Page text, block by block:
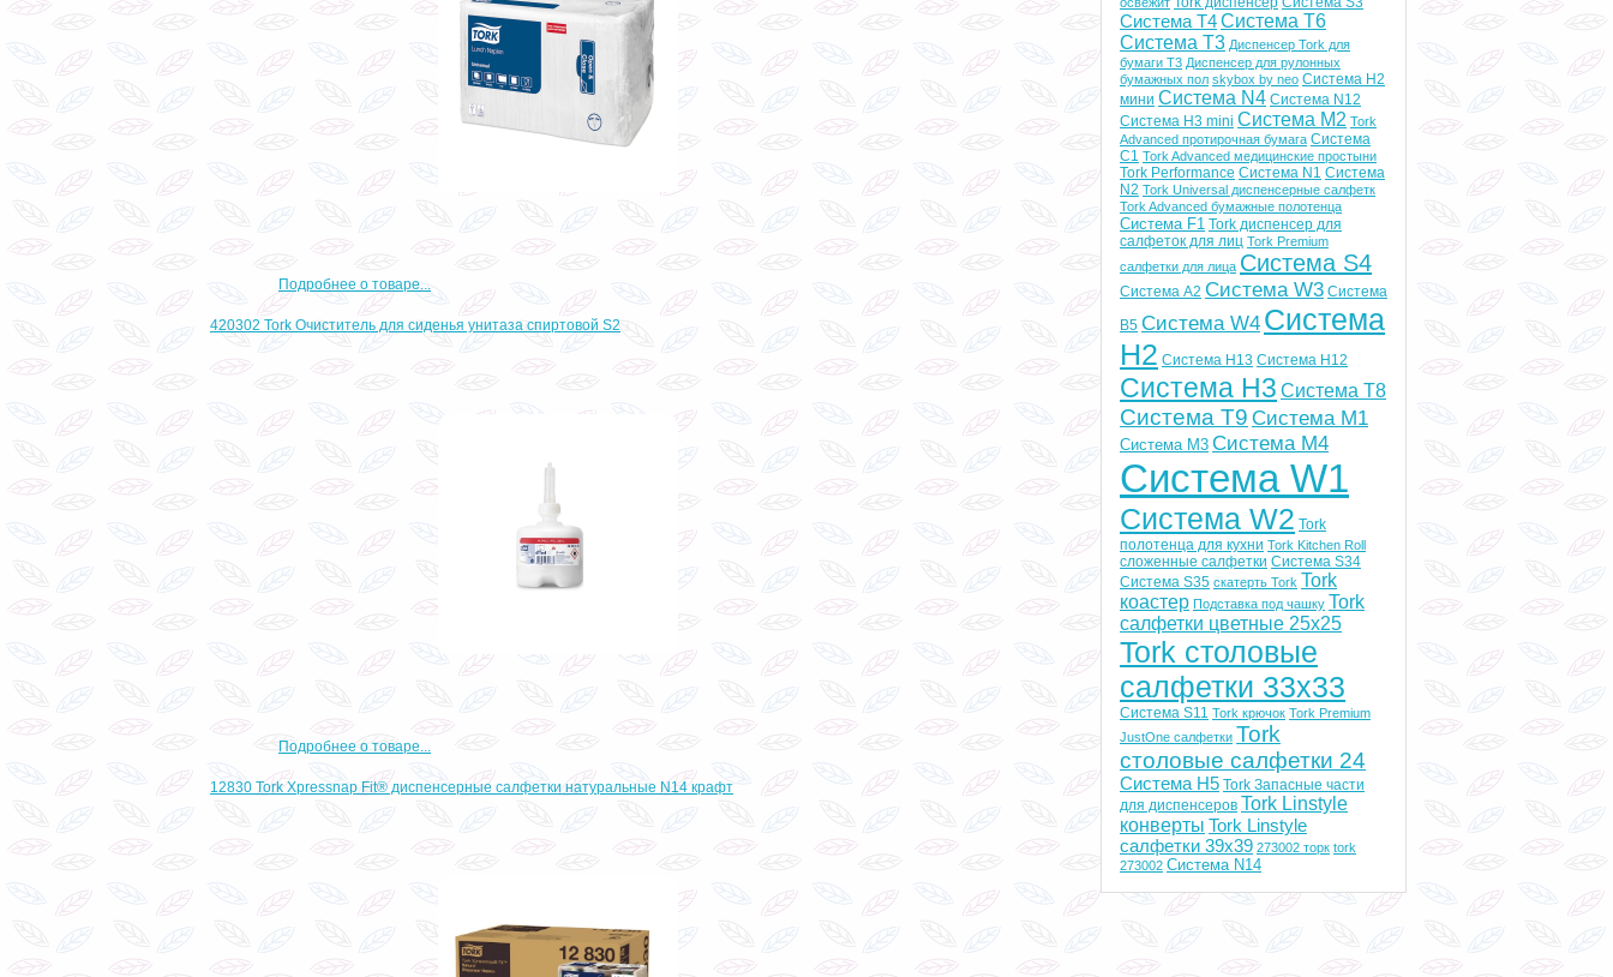
Подробнее о товаре...
420302 Tork Очиститель для сиденья унитаза спиртовой S2
Подробнее о товаре...
12830 Tork Xpressnap Fit® диспенсерные салфетки натуральные N14 крафт
Система T4Система T6
Система Т3 Диспенсер Tork для
бумаги Т3 Диспенсер для рулонных
бумажных пол skybox by neo Система Н2
мини Система N4 Система N12
Система H3 mini Система M2 Tork
Advanced протирочная бумага Система
C1 Tork Advanced медицинские простыни
Tork Performance Система N1 Система
N2 Tork Universal диспенсерные салфетк
Tork Advanced бумажные полотенца
Система F1 Tork диспенсер для
салфеток для лиц Tork Premium
салфетки для лица Система S4
Система А2 Система W3 Система
B5 Система W4 Система
Н2 Система H13 Система H12
Система H3 Система T8
Система T9 Система M1
Система M3 Система M4
Система W1
Система W2 Tork
полотенца для кухни Tork Kitchen Roll
сложенные салфетки Система S34
Система S35 скатерть Tork Tork
коастер Подставка под чашку Tork
салфетки цветные 25x25
Tork столовые
салфетки 33х33
Система S11 Tork крючок Tork Premium
JustOne салфетки Tork
столовые салфетки 24
Система H5 Tork Запасные части
для диспенсеров Tork Linstyle
конверты Tork Linstyle
салфетки 39х39 273002 торк tork
273002 Система N14